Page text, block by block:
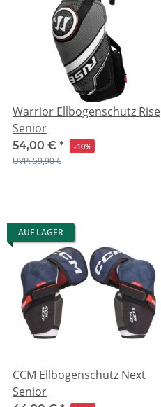
Warrior Ellbogenschutz Rise
Senior
54,00 € * -10%
UVP: 59,90 €
AUF LAGER
CCM Ellbogenschutz Next
Senior